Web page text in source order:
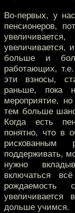
Во-первых, у
пенсионеров,
увеличивается,
больше и
работающих,
эти взносы,
раньше, пока
мероприятие,
тем больше
Когда есть
понятно, что в
поддерживать,
нужно
включаться
дольше учимся.